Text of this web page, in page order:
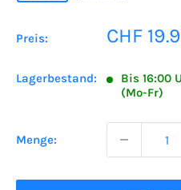
Preis: CHF
Lagerbestand:
Bis 16:00
(Mo-Fr)
Menge: